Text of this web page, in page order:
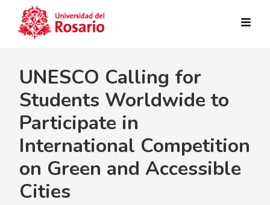
UNESCO Calling for
Students Worldwide to
Participate in
International Competition
on Green and Accessible
Cities